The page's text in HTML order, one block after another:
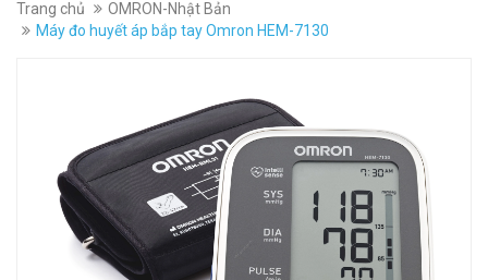
Trang chủ
OMRON-Nhật Bản
Máy đo huyết áp bắp tay Omron HEM-7130